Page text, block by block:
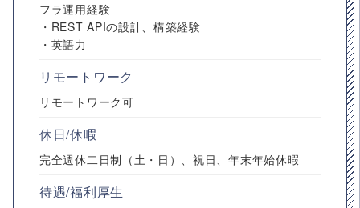
フラ運用経験
・REST APIの設計、構築経験
・英語力
リモートワーク
リモートワーク可
休日/休暇
完全週休二日制（土・日）、祝日、年末年始休暇
待遇/福利厚生